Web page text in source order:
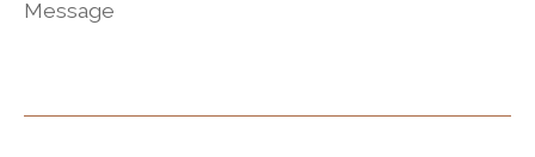
Message
*